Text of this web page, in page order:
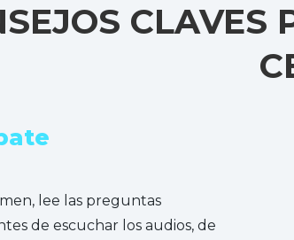
CLAVES
lee las preguntas
de escuchar los audios, de